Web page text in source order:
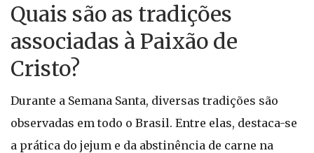
Quais são as tradições
associadas à Paixão de
Cristo?
Durante a Semana Santa, diversas tradições são
observadas em todo o Brasil. Entre elas, destaca-se
a prática do jejum e da abstinência de carne na